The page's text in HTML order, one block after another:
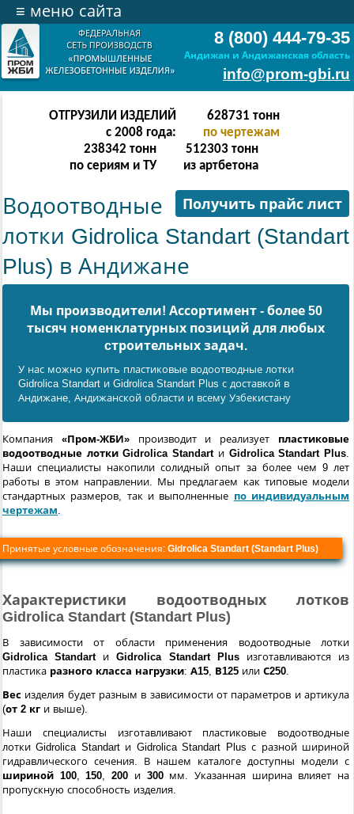
8 (800) 444-79-35
Андижан и Андижанская область
info@prom-gbi.ru
≡ меню сайта
ОТГРУЗИЛИ ИЗДЕЛИЙ
с 2008 года:
628731 тонн
по чертежам
238342 тонн
по сериям и ТУ
512303 тонн
из артбетона
Получить прайс лист
Водоотводные
лотки Gidrolica Standart (Standart
Plus) в Андижане
Мы производители! Ассортимент - более 50
тысяч номенклатурных позиций для любых
cтроительных задач.
У нас можно купить пластиковые водоотводные лотки
Gidrolica Standart и Gidrolica Standart Plus с доставкой в
Андижанe, Андижанской области и всему Узбекистану
Компания «Пром-ЖБИ»производит и реализует пластиковые
водоотводные лотки Gidrolica Standartи Gidrolica Standart Plus.
Наши специалисты накопили солидный опыт за более чем 9 лет
работы в этом направлении. Мы предлагаем как типовые модели
стандартных размеров, так и выполненные по индивидуальным
чертежам.
Принятые условные обозначения: Gidrolica Standart (Standart Plus)
Характеристики водоотводных лотков
Gidrolica Standart (Standart Plus)
В зависимости от области применения водоотводные лотки
Gidrolica StandartиGidrolica Standart Plusизготавливаются из
пластика разного класса нагрузки: А15, В125 или С250.
Вес изделия будет разным в зависимости от параметров и артикула
(от 2 кг и выше).
Наши специалисты изготавливают пластиковые водоотводные
лотки Gidrolica Standart и Gidrolica Standart Plus с разной шириной
гидравлического сечения. В нашем каталоге доступны модели с
шириной 100,150,200 и 300мм. Указанная ширина влияет на
пропускную способность изделия.